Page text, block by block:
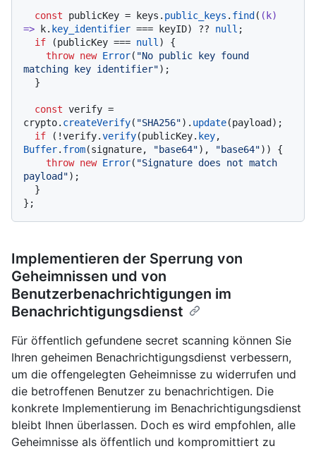
const publicKey = keys. public_keys . find ( ( k)
=> k. key_identifier === keyID) ?? null ;
if (publicKey === null ) {
throw new Error( "No public key found
matching key identifier");
const verify =
crypto. createVerify( "SHA256"). update(payload);
if (!verify.verify(publicKey. key
Buffer. from(signature, "base64"), "base64")) {
throw new Error( "Signature does not match
payload");
Implementieren der Sperrung von
Geheimnissen und von
Benutzerbenachrichtigungen im
Benachrichtigungsdienst
Für öffentlich gefundene secret scanning können Sie
Ihren geheimen Benachrichtigungsdienst verbessern,
um die offengelegten Geheimnisse zu widerrufen und
die betroffenen Benutzer zu benachrichtigen. Die
konkrete Implementierung im Benachrichtigungsdienst
bleibt Ihnen überlassen. Doch es wird empfohlen, alle
Geheimnisse als öffentlich und kompromittiert zu